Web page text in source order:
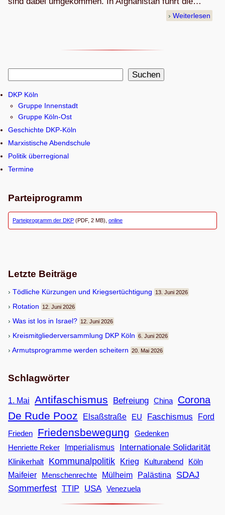
Weiterlesen
h
e
n
Suchen
DKP Köln
Gruppe Innenstadt
Gruppe Köln-Ost
Geschichte DKP-Köln
Marxistische Abendschule
Politik überregional
Termine
Parteiprogramm
Parteiprogramm der DKP (PDF, 2 MB), online
Letzte Beiträge
Töd­li­che Kür­zun­gen und Kriegsertüchtigung 13. Juni 2026
Rota­tion 12. Juni 2026
Was ist los in Israel? 12. Juni 2026
Kreis­mit­glie­der­ver­samm­lung DKP Köln 6. Juni 2026
Armuts­pro­gramme wer­den scheitern 20. Mai 2026
Schlagwörter
1. Mai Antifaschismus Befreiung China Corona
De Rude Pooz Elsaßstraße EU Faschismus
Ford
Frieden
Friedensbewegung
Gedenken
Henriette Reker
Imperialismus Internationale Solidarität
Klinikerhalt Kommunalpolitik Krieg Kulturabend
Köln
Maifeier
Menschenrechte Mülheim Palästina
SDAJ
Sommerfest TTIP USA Venezuela